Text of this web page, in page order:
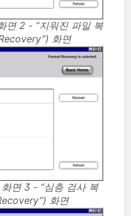
면 2 - “지워진 파일 복
화면
면 3 - “심층 검사 복
화면